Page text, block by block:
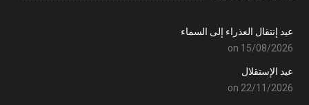
عيد إنتقال العذراء إلى السماء
on 15/08/2026
عيد الإستقلال
on 22/11/2026